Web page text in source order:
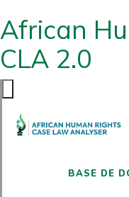
African
CLA 2.0
BASE DE